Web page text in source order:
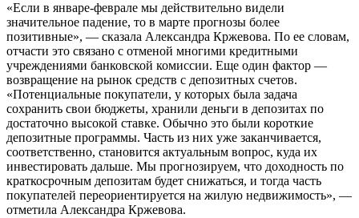
«Если в январе-феврале мы действительно видели
значительное падение, то в марте прогнозы более
позитивные», — сказала Александра Кржевова. По ее словам,
отчасти это связано с отменой многими кредитными
учреждениями банковской комиссии. Еще один фактор —
возвращение на рынок средств с депозитных счетов.
«Потенциальные покупатели, у которых была задача
сохранить свои бюджеты, хранили деньги в депозитах по
достаточно высокой ставке. Обычно это были короткие
депозитные программы. Часть из них уже заканчивается,
соответственно, становится актуальным вопрос, куда их
инвестировать дальше. Мы прогнозируем, что доходность по
краткосрочным депозитам будет снижаться, и тогда часть
покупателей переориентируется на жилую недвижимость», —
отметила Александра Кржевова.